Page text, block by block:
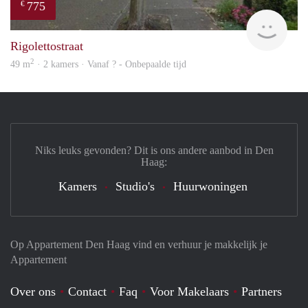
€ 775
rent
Rigolettostraat
49 m2 · 2 kamers · Vanaf ? - Onbepaalde tijd
Op Appartement Den Haag vind en verhuur je makkelijk je
Appartement
Over ons Contact Faq Voor Makelaars Partners
Niks leuks gevonden? Dit is ons andere aanbod in Den
Haag:
Kamers Studio's Huurwoningen